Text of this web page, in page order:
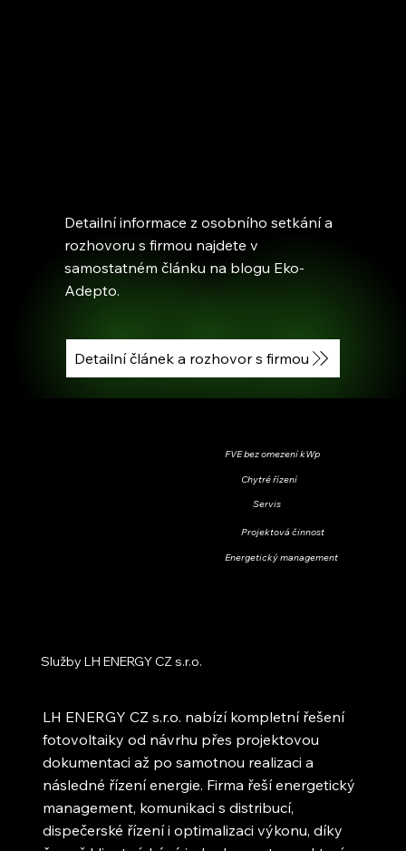
Detailní informace z osobního setkání a
rozhovoru s firmou najdete v
samostatném článku na blogu Eko-
Adepto.
Detailní článek a rozhovor s firmou
FVE bez omezení kWp
Chytré řízení
Servis
Projektová činnost
Energetický management
Služby LH ENERGY CZ s.r.o.
LH ENERGY CZ s.r.o. nabízí kompletní řešení
fotovoltaiky od návrhu přes projektovou
dokumentaci až po samotnou realizaci a
následné řízení energie. Firma řeší energetický
management, komunikaci s distribucí,
dispečerské řízení i optimalizaci výkonu, díky